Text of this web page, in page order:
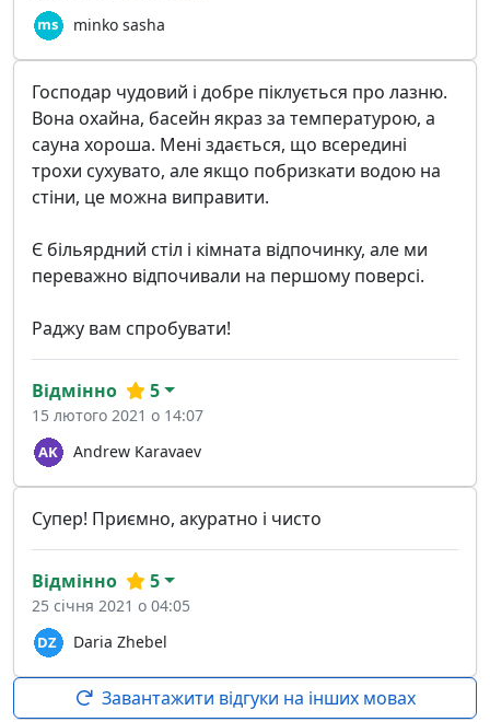
minko sasha
Господар чудовий і добре піклується про лазню.
Вона охайна, басейн якраз за температурою, а
сауна хороша. Мені здається, що всередині
трохи сухувато, але якщо побризкати водою на
стіни, це можна виправити.
Є більярдний стіл і кімната відпочинку, але ми
переважно відпочивали на першому поверсі.
Раджу вам спробувати!
Andrew Karavaev
Відмінно 5
15 лютого 2021 о 14:07
Супер! Приємно, акуратно і чисто
Daria Zhebel
Відмінно 5
25 січня 2021 о 04:05
Завантажити відгуки на інших мовах